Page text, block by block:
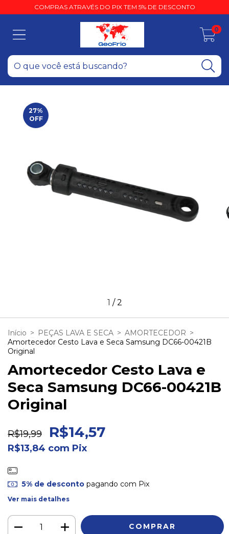
COMPRAS ATRAVÉS DO PIX TEM 5% DE DESCONTO
0
27%
OFF
1 /2
Início > PEÇAS LAVA E SECA > AMORTECEDOR >
Amortecedor Cesto Lava e Seca Samsung DC66-00421B
Original
Amortecedor Cesto Lava e
Seca Samsung DC66-00421B
Original
R$19,99 R$14,57
R$13,84 com Pix
5% de descontopagando com Pix
Ver mais detalhes